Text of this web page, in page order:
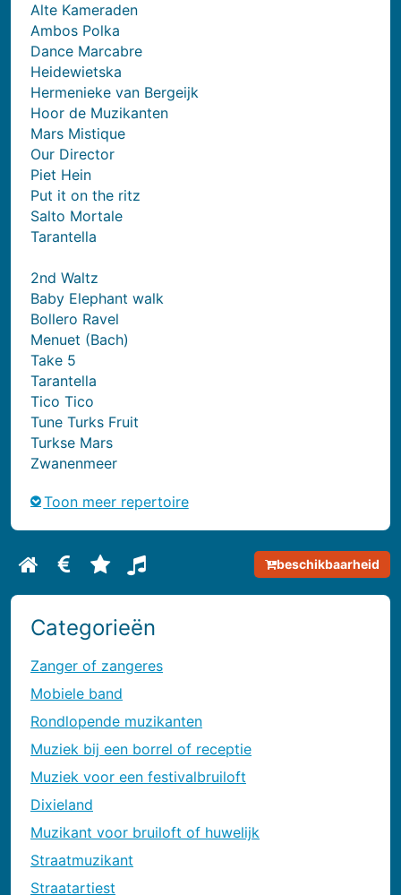
Alte Kameraden
Ambos Polka
Dance Marcabre
Heidewietska
Hermenieke van Bergeijk
Hoor de Muzikanten
Mars Mistique
Our Director
Piet Hein
Put it on the ritz
Salto Mortale
Tarantella
2nd Waltz
Baby Elephant walk
Bollero Ravel
Menuet (Bach)
Take 5
Tarantella
Tico Tico
Tune Turks Fruit
Turkse Mars
Zwanenmeer
Toon meer repertoire
Bekijk biografie van De Fanfare Band
Bekijk prijsinformatie van De Fanfare Band
Bekijk reviews van De Fanfare Band
Bekijk repertoire van De Fanfare Band
beschikbaarheid
Categorieën
zanger of zangeres
mobiele band
rondlopende muzikanten
muziek bij een borrel of receptie
muziek voor een festivalbruiloft
dixieland
muzikant voor bruiloft of huwelijk
straatmuzikant
straatartiest